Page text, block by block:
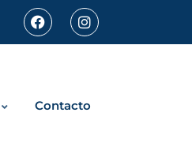
Contacto